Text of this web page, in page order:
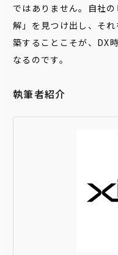
ではありません。自社
解」を見つけ出し、そ
築することこそが、DX
なるのです。
執筆者紹介